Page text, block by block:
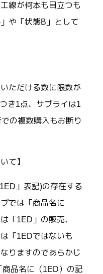
線が何本も目立つも
や「状態B」として
ただける数に限数が
き1点、サプライは1
の複数購入もお断り
て】
」表記)の存在する
では「商品名に
「1ED」の販売、
「1EDではないも
りますのであらかじ
品名に（1ED）の記